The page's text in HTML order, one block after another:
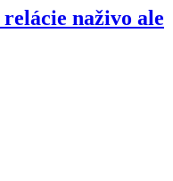
naživo ale